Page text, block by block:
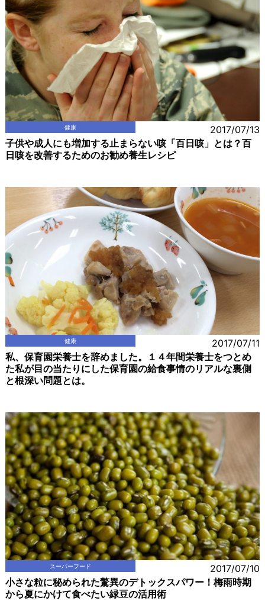
健康 2017/07/13
子供や成人にも増加する止まらない咳「百日咳」とは？百
日咳を改善するためのお勧め養生レシピ
健康 2017/07/11
私、保育園栄養士を辞めました。１４年間栄養士をつとめ
た私が目の当たりにした保育園の給食事情のリアルな裏側
と根深い問題とは。
スーパーフード 2017/07/10
小さな粒に秘められた驚異のデトックスパワー！梅雨時期
から夏にかけて食べたい緑豆の活用術